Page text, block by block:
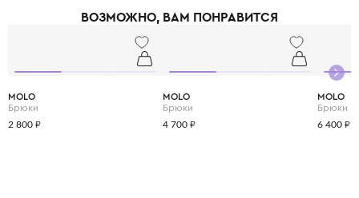
ВОЗМОЖНО, ВАМ ПОНРАВИТСЯ
MOLO
Брюки
2 800 ₽
MOLO
Брюки
4 700 ₽
MOLO
Брюки
6 400 ₽